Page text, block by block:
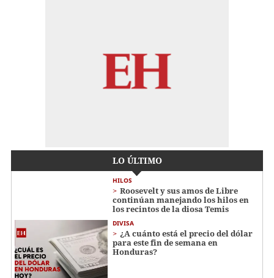
LO ÚLTIMO
HILOS
Roosevelt y sus amos de Libre
continúan manejando los hilos en
los recintos de la diosa Temis
DIVISA
¿A cuánto está el precio del dólar
para este fin de semana en
Honduras?